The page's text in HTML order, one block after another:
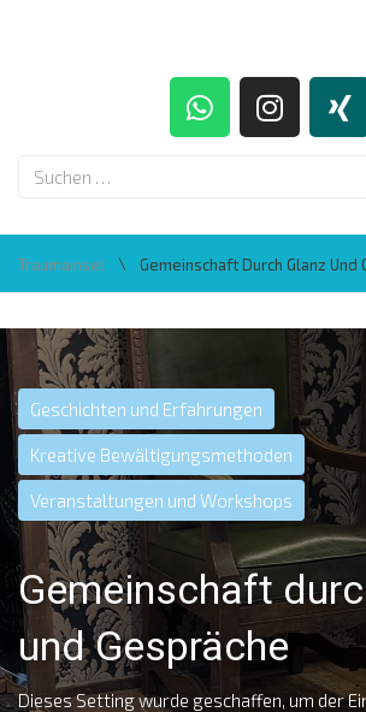
Traumainsel \ Gemeinschaft Durch Glanz Und
Geschichten und Erfahrungen
Kreative Bewältigungsmethoden
Veranstaltungen und Workshops
Gemeinschaft
und Gespräche
Dieses Setting wurde geschaffen, um der